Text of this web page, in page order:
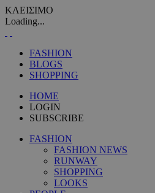
ΚΛΕΙΣΙΜΟ
Loading...
FASHION
BLOGS
SHOPPING
HOME
LOGIN
SUBSCRIBE
FASHION
FASHION NEWS
RUNWAY
SHOPPING
LOOKS